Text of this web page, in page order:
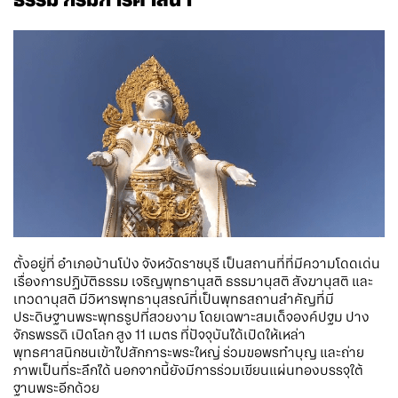
ตั้งอยู่ที่ อำเภอบ้านโป่ง จังหวัดราชบุรี เป็นสถานที่ที่มีความโดดเด่น
เรื่องการปฏิบัติธรรม เจริญพุทธานุสติ ธรรมานุสติ สังฆานุสติ และ
เทวดานุสติ มีวิหารพุทธานุสรณ์ที่เป็นพุทธสถานสำคัญที่มี
ประดิษฐานพระพุทธรูปที่สวยงาม โดยเฉพาะสมเด็จองค์ปฐม ปาง
จักรพรรดิ เปิดโลก สูง 11 เมตร ที่ปัจจุบันได้เปิดให้เหล่า
พุทธศาสนิกชนเข้าไปสักการะพระใหญ่ ร่วมขอพรทำบุญ และถ่าย
ภาพเป็นที่ระลึกได้ นอกจากนี้ยังมีการร่วมเขียนแผ่นทองบรรจุใต้
ฐานพระอีกด้วย